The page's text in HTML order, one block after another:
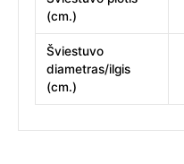
(cm.)
Šviestuvo
diametras/ilgis
(cm.)